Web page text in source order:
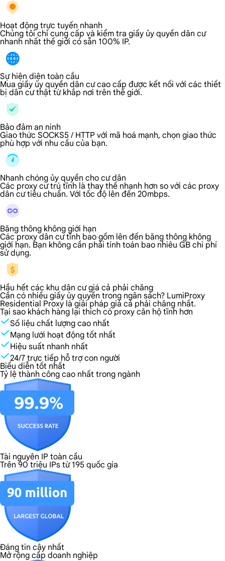
Hoạt động trực tuyến nhanh
Chúng tôi chỉ cung cấp và kiểm tra giấy ủy quyền dân cư
nhanh nhất thế giới có sẵn 100% IP.
Sự hiện diện toàn cầu
Mua giấy ủy quyền dân cư cao cấp được kết nối với các thiết
bị dân cư thật từ khắp nơi trên thế giới.
Bảo đảm an ninh
Giao thức SOCKS5 / HTTP với mã hoá mạnh, chọn giao thức
phù hợp với nhu cầu của bạn.
Nhanh chóng ủy quyền cho cư dân
Các proxy cư trú tĩnh là thay thế nhanh hơn so với các proxy
dân cư tiêu chuẩn. Với tốc độ lên đến 20mbps.
Băng thông không giới hạn
Các proxy dân cư tĩnh bao gồm lên đến băng thông không
giới hạn. Bạn không cần phải tính toán bao nhiêu GB chi phí
sử dụng.
Hầu hết các khu dân cư giá cả phải chăng
Cần có nhiều giấy ủy quyền trong ngân sách? LumiProxy
Residential Proxy là giải pháp giá cả phải chăng nhất.
Tại sao khách hàng lại thích có proxy căn hộ tĩnh hơn
Số liệu chất lượng cao nhất
Mạng lưới hoạt động tốt nhất
Hiệu suất nhanh nhất
24/7 trực tiếp hỗ trợ con người
Biểu diễn tốt nhất
Tỷ lệ thành công cao nhất trong ngành
Tài nguyên IP toàn cầu
Trên 90 triệu IPs từ 195 quốc gia
Đáng tin cậy nhất
Mở rộng cấp doanh nghiệp